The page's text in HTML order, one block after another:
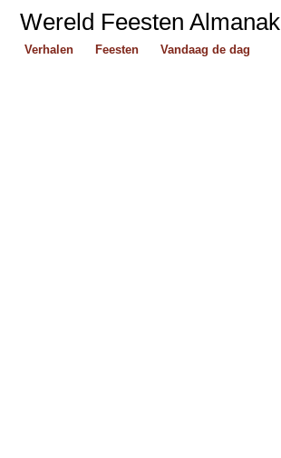
Wereld Feesten Almanak
Verhalen Feesten Vandaag de dag